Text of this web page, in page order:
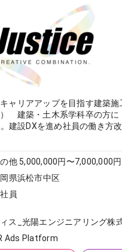
ャリアアップを目指す建築施
建築・土木系学科卒の方に
建設DXを進め社員の働き方
他 5,000,000円〜7,000,000円
県浜松市中区
員
ス_光陽エンジニアリング株
Ads Platform